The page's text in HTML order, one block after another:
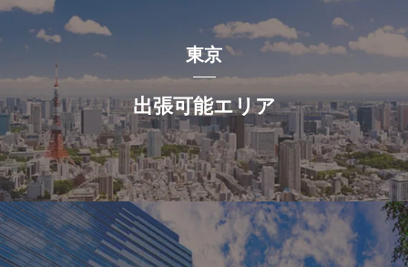
東京
出張可能エリア